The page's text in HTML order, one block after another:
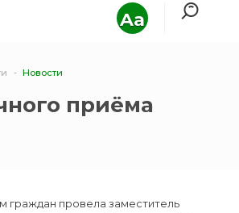
Aa
Новости
приёма
граждан провела заместитель